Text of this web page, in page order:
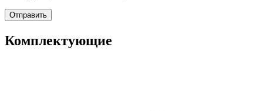
Комплектующие